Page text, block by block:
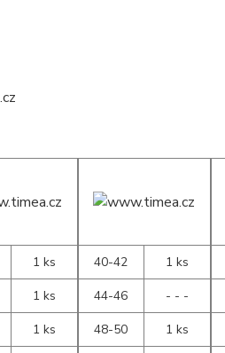
1 ks
1 ks
1 ks
40-42
1 ks
44-46
- - -
48-50
1 ks